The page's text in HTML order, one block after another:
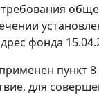
фонда
пункт
для